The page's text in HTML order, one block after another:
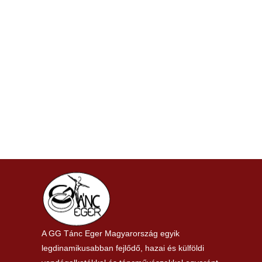
A GG Tánc Eger Magyarország egyik
legdinamikusabban fejlődő, hazai és külföldi